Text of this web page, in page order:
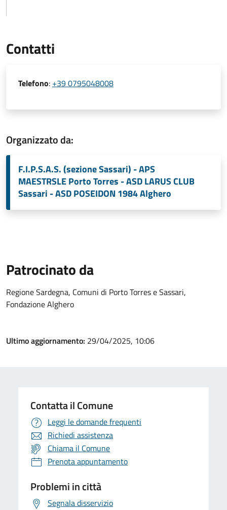
Contatti
Telefono: +39 0795048008
Organizzato da:
F.I.P.S.A.S. (sezione Sassari) - APS
MAESTRSLE Porto Torres - ASD LARUS CLUB
Sassari - ASD POSEIDON 1984 Alghero
Patrocinato da
Regione Sardegna, Comuni di Porto Torres e Sassari,
Fondazione Alghero
Ultimo aggiornamento: 29/04/2025, 10:06
Contatta il Comune
Leggi le domande frequenti
Richiedi assistenza
Chiama il Comune
Prenota appuntamento
Problemi in città
Segnala disservizio